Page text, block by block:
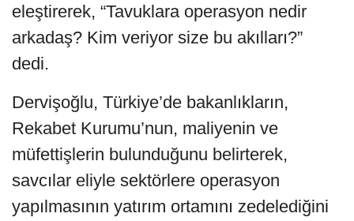
eleştirerek, “Tavuklara operasyon nedir
arkadaş? Kim veriyor size bu akılları?”
dedi.
Dervişoğlu, Türkiye’de bakanlıkların,
Rekabet Kurumu’nun, maliyenin ve
müfettişlerin bulunduğunu belirterek,
savcılar eliyle sektörlere operasyon
yapılmasının yatırım ortamını zedelediğini